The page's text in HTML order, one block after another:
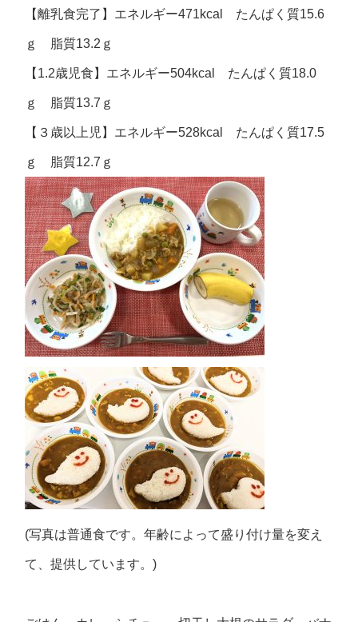
【離乳食完了】エネルギー471kcal たんぱく質15.6
ｇ 脂質13.2ｇ
【1.2歳児食】エネルギー504kcal たんぱく質18.0
ｇ 脂質13.7ｇ
【３歳以上児】エネルギー528kcal たんぱく質17.5
ｇ 脂質12.7ｇ
(写真は普通食です。年齢によって盛り付け量を変え
て、提供しています。)